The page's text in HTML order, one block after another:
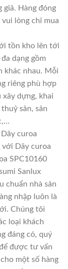
giả. Hàng đóng
lòng chỉ mua
tồn kho lên tới
dạng gồm
khác nhau. Mỗi
riêng phù hợp
xây dựng, khai
sản, sản
curoa
Dây curoa
SPC10160
Sanlux
chuẩn nhà sản
nhập luôn là
Chúng tôi
loại khách
đáng có, quý
được tư vấn
một số hàng